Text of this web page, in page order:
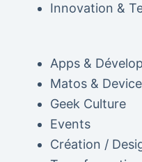
Innovation &
Apps &
Matos &
Geek Culture
Events
Création /